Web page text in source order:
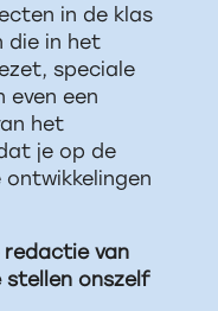
in de klas
die in het
speciale
even een
het
je op de
redactie van
stellen onszelf